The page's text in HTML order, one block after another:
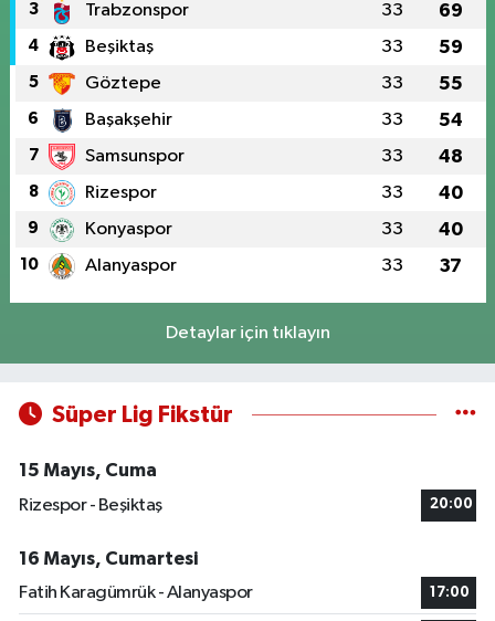
3 Trabzonspor 33 69
4 Beşiktaş 33 59
5 Göztepe 33 55
6 Başakşehir 33 54
7 Samsunspor 33 48
8 Rizespor 33 40
9 Konyaspor 33 40
10 Alanyaspor 33 37
Detaylar için tıklayın
Süper Lig Fikstür
15 Mayıs, Cuma
Rizespor - Beşiktaş
20:00
16 Mayıs, Cumartesi
Fatih Karagümrük - Alanyaspor
17:00